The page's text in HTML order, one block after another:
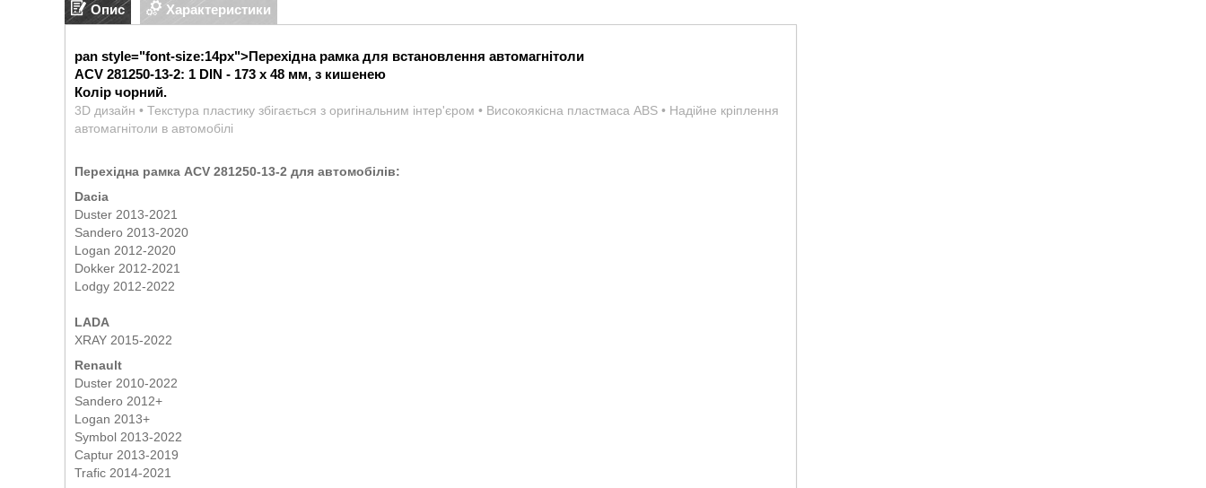
Опис Характеристики
pan style="font-size:14px">Перехідна рамка для встановлення автомагнітоли
ACV 281250-13-2: 1 DIN - 173 x 48 мм, з кишенею
Колір чорний.
3D дизайн • Текстура пластику збігається з оригінальним інтер'єром • Високоякісна пластмаса ABS • Надійне кріплення
автомагнітоли в автомобілі
Перехідна рамка ACV 281250-13-2 для автомобілів:
Dacia
Duster 2013-2021
Sandero 2013-2020
Logan 2012-2020
Dokker 2012-2021
Lodgy 2012-2022
LADA
XRAY 2015-2022
Renault
Duster 2010-2022
Sandero 2012+
Logan 2013+
Symbol 2013-2022
Captur 2013-2019
Trafic 2014-2021